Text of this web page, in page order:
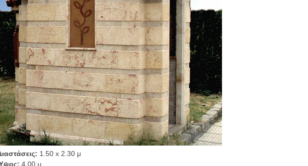
1.50 x 2.30 μ
4.00 μ